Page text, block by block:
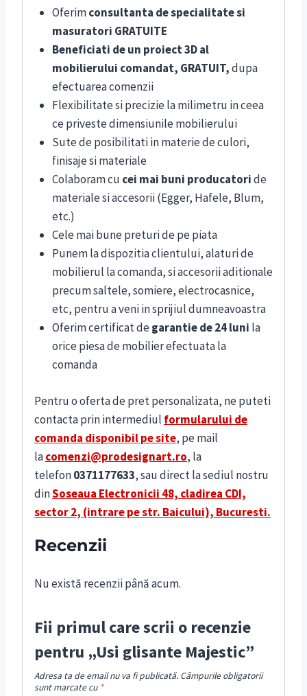
Oferimconsultanta de specialitate si
masuratori GRATUITE
Beneficiati de un proiect 3D al
mobilierului comandat, GRATUIT,dupa
efectuarea comenzii
Flexibilitate si precizie la milimetru in ceea
ce priveste dimensiunile mobilierului
Sute de posibilitati in materie de culori,
finisaje si materiale
Colaboram cu cei mai buni producatoride
materiale si accesorii (Egger, Hafele, Blum,
etc.)
Cele mai bune preturi de pe piata
Punem la dispozitia clientului, alaturi de
mobilierul la comanda, si accesorii aditionale
precum saltele, somiere, electrocasnice,
etc, pentru a veni in sprijiul dumneavoastra
Oferim certificat degarantie de 24 luni la
orice piesa de mobilier efectuata la
comanda
Pentru o oferta de pret personalizata, ne puteti
contacta prin intermediul formularului de
comanda disponibil pe site, pe mail
lacomenzi@prodesignart.ro, la
telefon0371177633, sau direct la sediul nostru
dinSoseaua Electronicii 48, cladirea CDI,
sector 2, (intrare pe str. Baicului), Bucuresti.
Recenzii
Nu există recenzii până acum.
Fii primul care scrii o recenzie
pentru „Usi glisante Majestic”
Adresa ta de email nu va fi publicată. Câmpurile obligatorii
sunt marcate cu *